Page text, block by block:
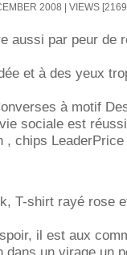
2008 | VIEWS
aussi par peur de
et à des yeux
à motif
sociale est
, chips
T-shirt rayé rose
il est aux